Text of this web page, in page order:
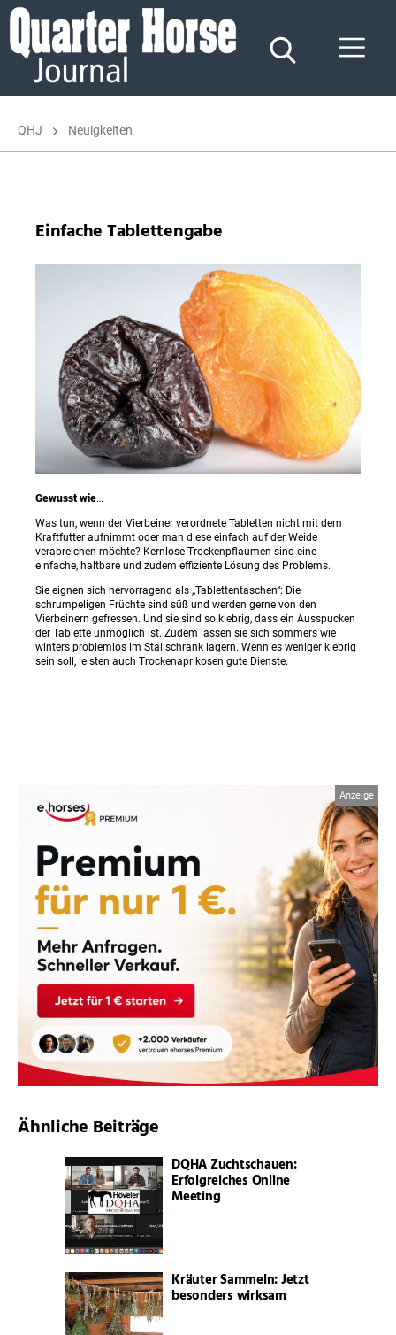
Quarter
Horse
Journal
QHJ Neuigkeiten
Einfache Tablettengabe
Gewusst wie…
Was tun, wenn der Vierbeiner verordnete Tabletten nicht mit dem
Kraftfutter aufnimmt oder man diese einfach auf der Weide
verabreichen möchte? Kernlose Trockenpflaumen sind eine
einfache, haltbare und zudem effiziente Lösung des Problems.
Sie eignen sich hervorragend als „Tablettentaschen“: Die
schrumpeligen Früchte sind süß und werden gerne von den
Vierbeinern gefressen. Und sie sind so klebrig, dass ein Ausspucken
der Tablette unmöglich ist. Zudem lassen sie sich sommers wie
winters problemlos im Stallschrank lagern. Wenn es weniger klebrig
sein soll, leisten auch Trockenaprikosen gute Dienste.
Ähnliche Beiträge
DQHA Zuchtschauen:
Erfolgreiches Online
Meeting
Kräuter Sammeln: Jetzt
besonders wirksam